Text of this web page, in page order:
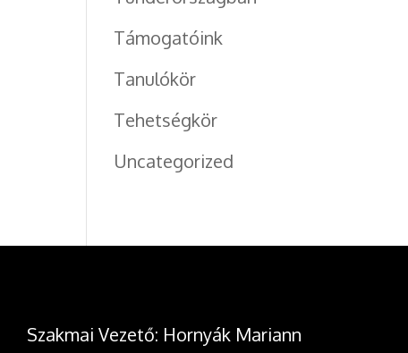
Támogatóink
Tanulókör
Tehetségkör
Uncategorized
Szakmai Vezető: Hornyák Mariann